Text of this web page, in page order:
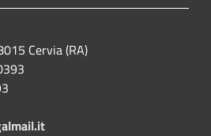
Cervia (RA)